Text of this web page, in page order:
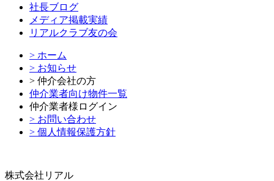
社長ブログ
メディア掲載実績
リアルクラブ友の会
> ホーム
> お知らせ
> 仲介会社の方
仲介業者向け物件一覧
仲介業者様ログイン
> お問い合わせ
> 個人情報保護方針
株式会社リアル